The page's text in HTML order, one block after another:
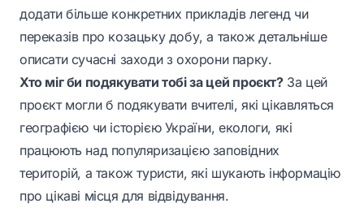
додати більше конкретних прикладів легенд чи
переказів про козацьку добу, а також детальніше
описати сучасні заходи з охорони парку.
Хто міг би подякувати тобі за цей проєкт?За цей
проєкт могли б подякувати вчителі, які цікавляться
географією чи історією України, екологи, які
працюють над популяризацією заповідних
територій, а також туристи, які шукають інформацію
про цікаві місця для відвідування.